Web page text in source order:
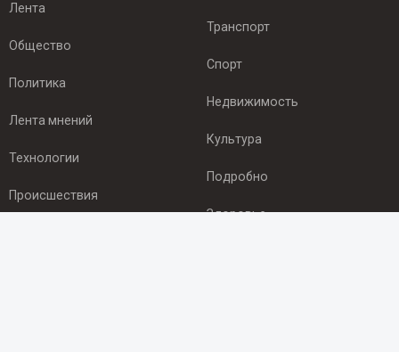
Лента
Общество
Политика
Лента мнений
Технологии
Происшествия
Транспорт
Спорт
Недвижимость
Культура
Подробно
Здоровье